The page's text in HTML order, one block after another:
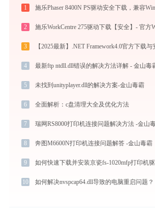
1
2
3
4 最新ftp ntdll.dll错误的解决方法详解 - 金山毒
5 未找到unityplayer.dll的解决方案-金山毒霸
6 全面解析：c盘清理大全及优化方法
7 瑞网RS8000打印机连接问题解决方法 -金山
8 奔图M6600N打印机连接问题解答 -金山毒霸
9
10 如何解决nvspcap64.dll导致的电脑重启问题？